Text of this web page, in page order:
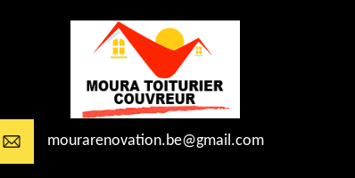
mourarenovation.be@gmail.com